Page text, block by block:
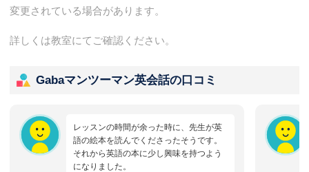
変更されている場合があります。
詳しくは教室にてご確認ください。
Gabaマンツーマン英会話の口コミ
レッスンの時間が余った時に、先生が英
語の絵本を読んでくださったそうです。
それから英語の本に少し興味を持つよう
になりました。